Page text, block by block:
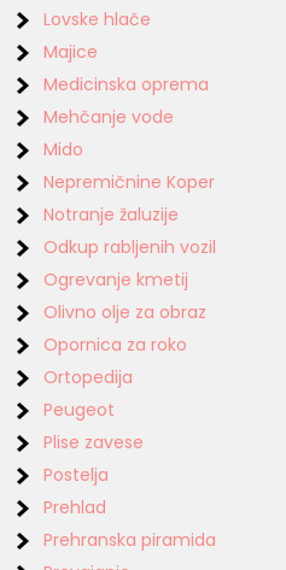
Lovske hlače
Majice
Medicinska oprema
Mehčanje vode
Mido
Nepremičnine Koper
Notranje žaluzije
Odkup rabljenih vozil
Ogrevanje kmetij
Olivno olje za obraz
Opornica za roko
Ortopedija
Peugeot
Plise zavese
Postelja
Prehlad
Prehranska piramida